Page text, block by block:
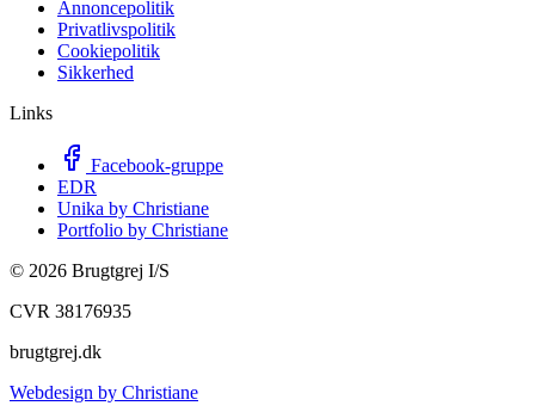
Annoncepolitik
Privatlivspolitik
Cookiepolitik
Sikkerhed
Links
Facebook-gruppe
EDR
Unika by Christiane
Portfolio by Christiane
© 2026 Brugtgrej I/S
CVR 38176935
brugtgrej.dk
Webdesign by Christiane